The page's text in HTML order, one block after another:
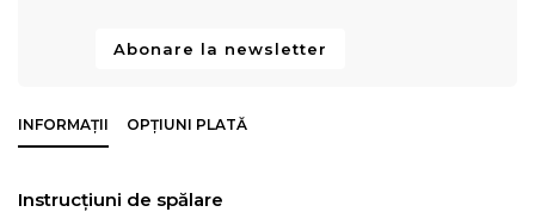
Abonare la newsletter
INFORMAȚII OPȚIUNI PLATĂ
Instrucțiuni de spălare